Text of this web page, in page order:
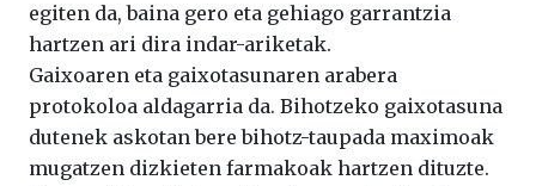
egiten da, baina gero eta gehiago garrantzia
hartzen ari dira indar-ariketak.
Gaixoaren eta gaixotasunaren arabera
protokoloa aldagarria da. Bihotzeko gaixotasuna
dutenek askotan bere bihotz-taupada maximoak
mugatzen dizkieten farmakoak hartzen dituzte.